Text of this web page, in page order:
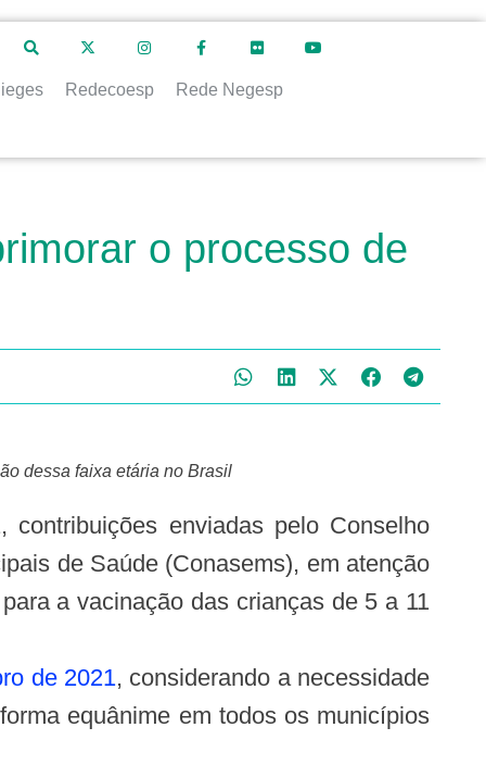
Redecoesp Rede Negesp
o processo de
dessa faixa etária no Brasil
enviadas pelo Conselho
de Saúde (Conasems), em atenção
a vacinação das crianças de 5 a 11
de 2021, considerando a necessidade
equânime em todos os municípios